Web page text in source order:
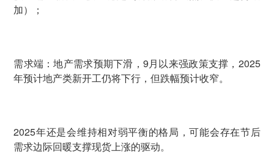
加）；
需求端：地产需求预期下滑，9月以来强政策支撑，2025
年预计地产类新开工仍将下行，但跌幅预计收窄。
2025年还是会维持相对弱平衡的格局，可能会存在节后
需求边际回暖支撑现货上涨的驱动。